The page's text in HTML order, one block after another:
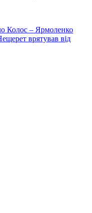
Колос – Ярмоленко
врятував від